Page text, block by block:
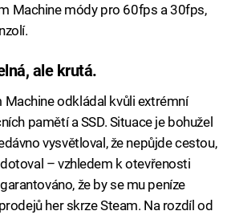
Machine módy pro 60fps a 30fps,
ale krutá.
Machine odkládal kvůli extrémní
pamětí a SSD. Situace je bohužel
vysvětloval, že nepůjde cestou,
– vzhledem k otevřenosti
že by se mu peníze
her skrze Steam. Na rozdíl od